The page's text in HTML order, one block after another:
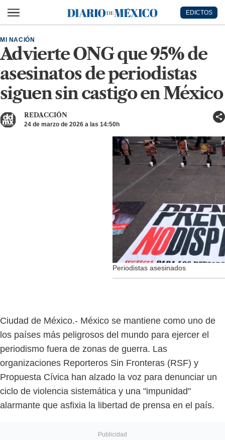
Diario de México
EDICTOS
Advierte ONG que 95% de
asesinatos de periodistas
siguen sin castigo en México
MI NACIÓN
REDACCIÓN
24 de marzo de 2026 a las 14:50h
Periodistas asesinados
Ciudad de México.- México se mantiene como uno de
los países más peligrosos del mundo para ejercer el
periodismo fuera de zonas de guerra. Las
organizaciones Reporteros Sin Fronteras (RSF) y
Propuesta Cívica han alzado la voz para denunciar un
ciclo de violencia sistemática y una "impunidad"
alarmante que asfixia la libertad de prensa en el país.